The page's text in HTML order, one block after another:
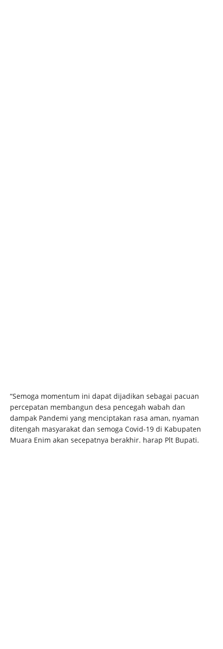
“Semoga momentum ini dapat dijadikan sebagai pacuan
percepatan membangun desa pencegah wabah dan
dampak Pandemi yang menciptakan rasa aman, nyaman
ditengah masyarakat dan semoga Covid-19 di Kabupaten
Muara Enim akan secepatnya berakhir. harap Plt Bupati.